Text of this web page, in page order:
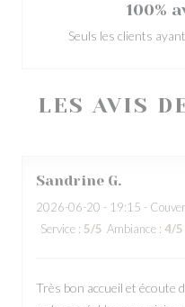
LES AVIS
Sandrine G
2026-06-20 - 19:15 -
Service : 5/5 Ambiance : 4/5
Très bon accueil et écoute
100%
Seuls les clients